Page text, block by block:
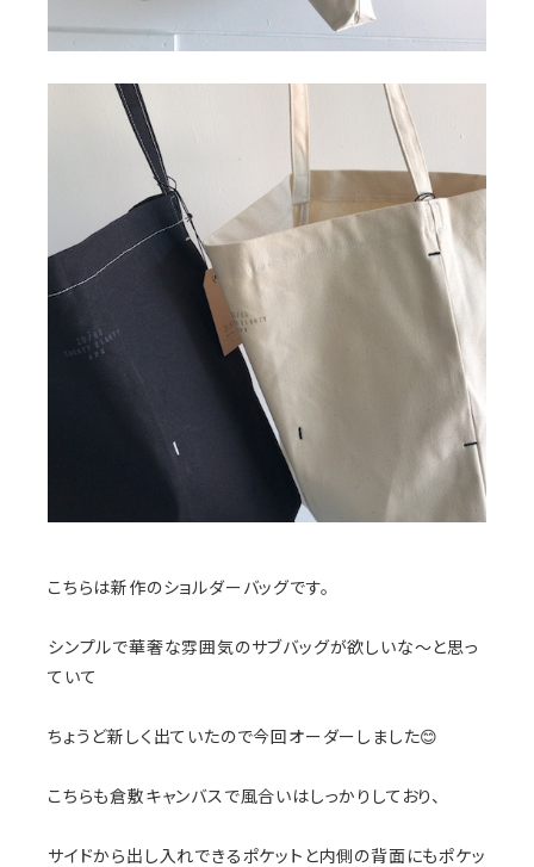
こちらは新作のショルダーバッグです。
シンプルで華奢な雰囲気のサブバッグが欲しいな〜と思っ
ていて
ちょうど新しく出ていたので今回オーダーしました😊
こちらも倉敷キャンバスで風合いはしっかりしており、
サイドから出し入れできるポケットと内側の背面にもポケッ